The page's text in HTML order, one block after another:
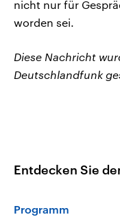
nicht nur für
worden sei.
Diese Nachricht
Deutschlandfunk
Entdecken Sie
Programm